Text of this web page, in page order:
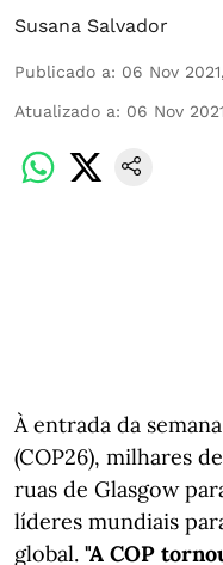
Susana Salvador
Publicado a: 06 Nov
Atualizado a: 06 Nov
À entrada da
(COP26), milhares
ruas de Glasgow
líderes mundiais
global. "A COP